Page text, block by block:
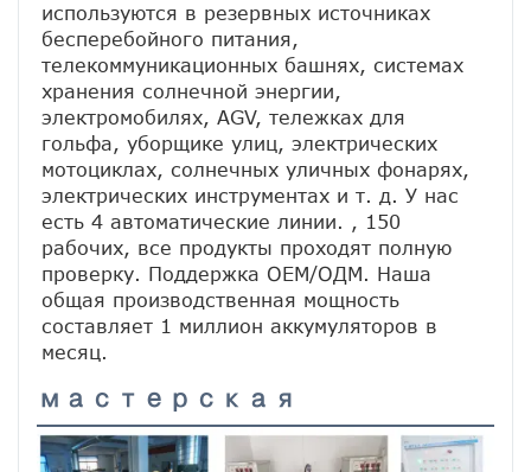
используются в резервных источниках
бесперебойного питания,
телекоммуникационных башнях, системах
хранения солнечной энергии,
электромобилях, AGV, тележках для
гольфа, уборщике улиц, электрических
мотоциклах, солнечных уличных фонарях,
электрических инструментах и ​​т. д. У нас
есть 4 автоматические линии. , 150
рабочих, все продукты проходят полную
проверку. Поддержка ОЕМ/ОДМ. Наша
общая производственная мощность
составляет 1 миллион аккумуляторов в
месяц.
мастерская